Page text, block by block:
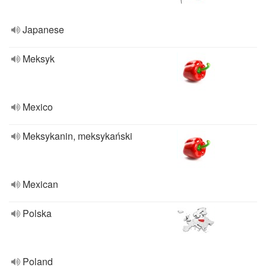
Japanese
Meksyk
Mexico
Meksykanin, meksykański
Mexican
Polska
Poland